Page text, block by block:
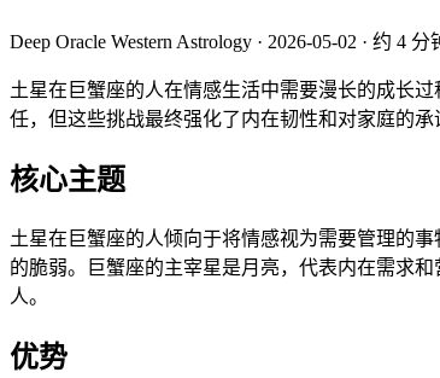
Deep Oracle Western Astrology · 2026-05-02 · 约 4 分
土星在巨蟹座的人在情感生活中需要漫长的成长
任，但这些挑战最终强化了内在韧性和对家庭的
核心主题
土星在巨蟹座的人倾向于将情感视为需要管理的
的脆弱。巨蟹座的主宰星是月亮，代表内在需求
人。
优势